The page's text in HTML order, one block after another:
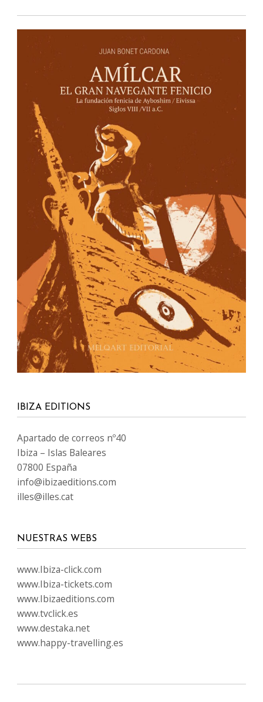
IBIZA EDITIONS
Apartado de correos nº40
Ibiza – Islas Baleares
07800 España
info@ibizaeditions.com
illes@illes.cat
NUESTRAS WEBS
www.Ibiza-click.com
www.Ibiza-tickets.com
www.Ibizaeditions.com
www.tvclick.es
www.destaka.net
www.happy-travelling.es